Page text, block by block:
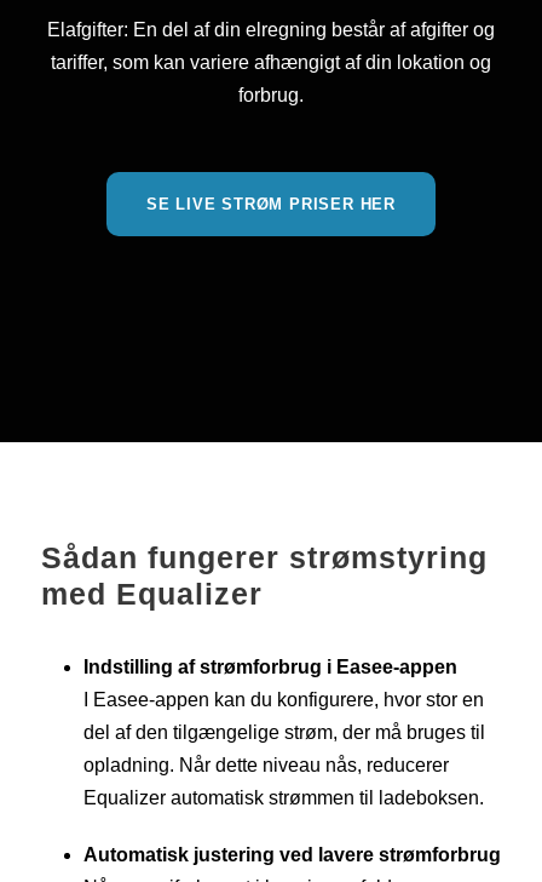
Elafgifter: En del af din elregning består af afgifter og
tariffer, som kan variere afhængigt af din lokation og
forbrug.
SE LIVE STRØM PRISER HER
Sådan fungerer strømstyring
med Equalizer
Indstilling af strømforbrug i Easee-appen
I Easee-appen kan du konfigurere, hvor stor en
del af den tilgængelige strøm, der må bruges til
opladning. Når dette niveau nås, reducerer
Equalizer automatisk strømmen til ladeboksen.
Automatisk justering ved lavere strømforbrug